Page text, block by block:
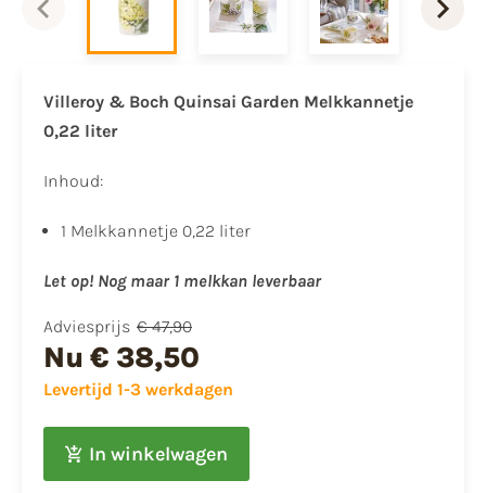
Villeroy & Boch Quinsai Garden Melkkannetje
0,22 liter
Inhoud:
1 Melkkannetje 0,22 liter
Let op! Nog maar 1 melkkan leverbaar
Adviesprijs € 47,90
Nu € 38,50
Levertijd 1-3 werkdagen
In winkelwagen